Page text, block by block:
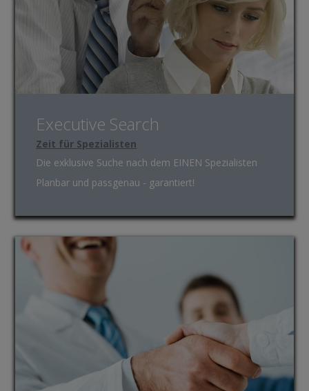
Executive Search
Zeit für Spezialisten
Die exklusive Suche nach dem EINEN Spezialisten
Planbar und passgenau - garantiert!